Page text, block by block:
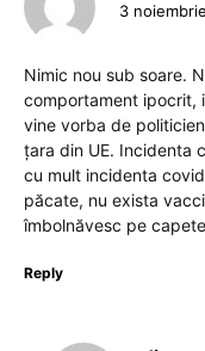
3
Nimic nou sub soare.
comportament ipocrit,
vine vorba de
țara din UE. Incidenta
cu mult incidenta
păcate, nu exista
îmbolnăvesc pe
Reply